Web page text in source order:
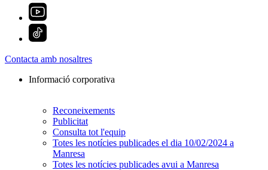
Contacta amb nosaltres
Informació corporativa
Reconeixements
Publicitat
Consulta tot l'equip
Totes les notícies publicades el dia 10/02/2024 a
Manresa
Totes les notícies publicades avui a Manresa